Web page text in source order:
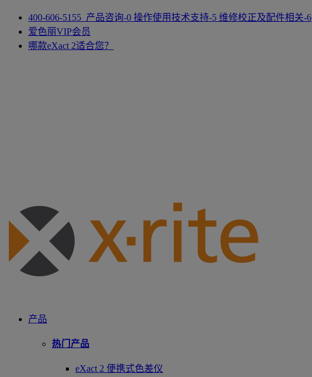
400-606-5155 产品咨询-0 操作使用技术支持-5 维修校正及配件相关-6
爱色丽VIP会员
哪款eXact 2适合您？
产品
热门产品
eXact 2 便携式色差仪